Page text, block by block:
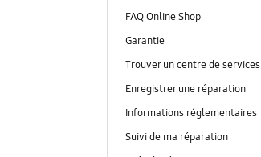
FAQ Online Shop
Garantie
Trouver un centre de services
Enregistrer une réparation
Informations réglementaires
Suivi de ma réparation